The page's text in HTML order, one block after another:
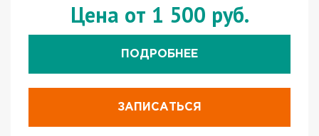
Цена от 1 500 руб.
ПОДРОБНЕЕ
ЗАПИСАТЬСЯ